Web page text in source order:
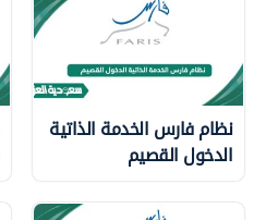
نظام فارس الخدمة الذاتية
الدخول القصيم